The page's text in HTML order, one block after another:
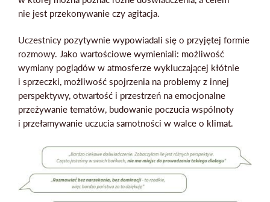
nie jest przekonywanie czy agitacja.
Uczestnicy pozytywnie wypowiadali się o przyjętej formie
rozmowy. Jako wartościowe wymieniali: możliwość
wymiany poglądów w atmosferze wykluczającej kłótnie
i sprzeczki, możliwość spojrzenia na problemy z innej
perspektywy, otwartość i przestrzeń na emocjonalne
przeżywanie tematów, budowanie poczucia wspólnoty
i przełamywanie uczucia samotności w walce o klimat.